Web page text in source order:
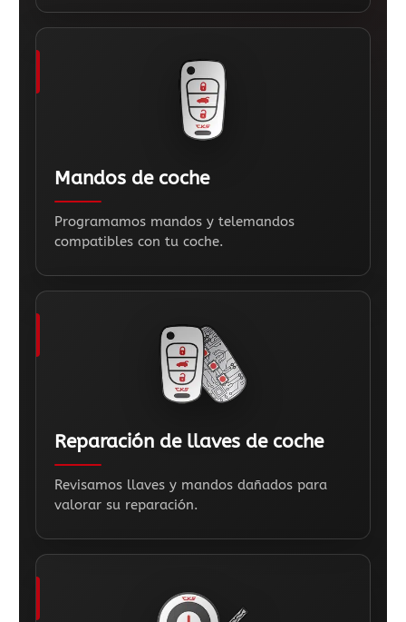
Mandos de coche
Programamos mandos y telemandos
compatibles con tu coche.
Reparación de llaves de coche
Revisamos llaves y mandos dañados para
valorar su reparación.